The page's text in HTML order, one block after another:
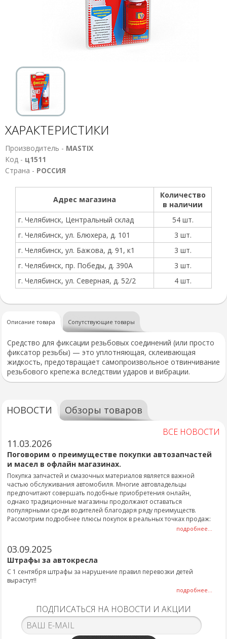
ХАРАКТЕРИСТИКИ
Производитель - MASTIX
Код - ц1511
Страна - РОССИЯ
Адрес магазина
Количество
в наличии
г. Челябинск, Центральный склад
54 шт.
г. Челябинск, ул. Блюхера, д. 101
3 шт.
г. Челябинск, ул. Бажова, д. 91, к1
3 шт.
г. Челябинск, пр. Победы, д. 390А
3 шт.
г. Челябинск, ул. Северная, д. 52/2
4 шт.
Описание товара Сопутствующие товары
Средство для фиксации резьбовых соединений (или просто
фиксатор резьбы) — это уплотняющая, склеивающая
жидкость, предотвращает самопроизвольное отвинчивание
резьбового крепежа вследствии ударов и вибрации.
НОВОСТИ Обзоры товаров
ВСЕ НОВОСТИ
11.03.2026
Поговорим о преимуществе покупки автозапчастей
и масел в офлайн магазинах.
Покупка запчастей и смазочных материалов является важной
частью обслуживания автомобиля. Многие автовладельцы
предпочитают совершать подобные приобретения онлайн,
однако традиционные магазины продолжают оставаться
популярными среди водителей благодаря ряду преимуществ.
Рассмотрим подробнее плюсы покупок в реальных точках продаж:
подробнее...
03.09.2025
Штрафы за автокресла
С 1 сентября штрафы за нарушение правил перевозки детей
вырастут!!
подробнее...
ПОДПИСАТЬСЯ НА НОВОСТИ И АКЦИИ